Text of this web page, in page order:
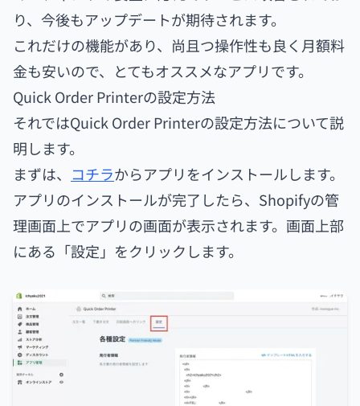
り、今後もアップデートが期待されます。
これだけの機能があり、尚且つ操作性も良く月額料
金も安いので、とてもオススメなアプリです。
Quick Order Printerの設定方法
それではQuick Order Printerの設定方法について説
明します。
まずは、 コチラからアプリをインストールします。
アプリのインストールが完了したら、Shopifyの管
理画面上でアプリの画面が表示されます。画面上部
にある「設定」をクリックします。